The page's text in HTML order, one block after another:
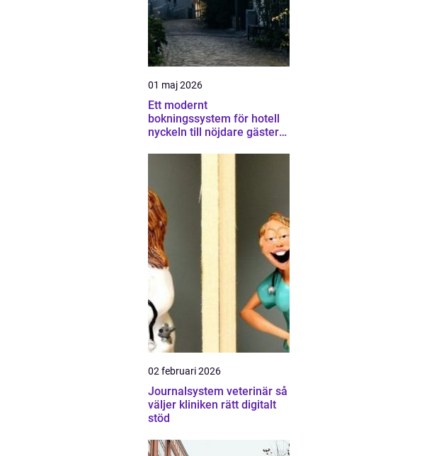
01 maj 2026
Ett modernt
bokningssystem för hotell
nyckeln till nöjdare gäster
02 februari 2026
Journalsystem veterinär så
väljer kliniken rätt digitalt
stöd